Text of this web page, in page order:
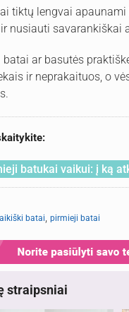
tiktų lengvai
nusiauti savarankiškai
batai ar basutės
ir neprakaituos, o
batukai vaikui: į ką
batai, pirmieji batai
straipsniai